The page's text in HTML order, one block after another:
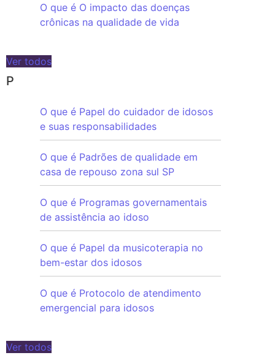
O que é O impacto das doenças
crônicas na qualidade de vida
Ver todos
P
O que é Papel do cuidador de idosos
e suas responsabilidades
O que é Padrões de qualidade em
casa de repouso zona sul SP
O que é Programas governamentais
de assistência ao idoso
O que é Papel da musicoterapia no
bem-estar dos idosos
O que é Protocolo de atendimento
emergencial para idosos
Ver todos